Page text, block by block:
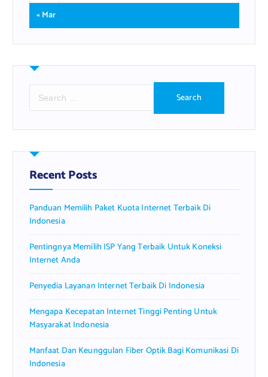
« Mar
r
h
f
o
:
Recent Posts
Panduan Memilih Paket Kuota Internet Terbaik Di
Indonesia
Pentingnya Memilih ISP Yang Terbaik Untuk Koneksi
Internet Anda
Penyedia Layanan Internet Terbaik Di Indonesia
Mengapa Kecepatan Internet Tinggi Penting Untuk
Masyarakat Indonesia
Manfaat Dan Keunggulan Fiber Optik Bagi Komunikasi Di
Indonesia